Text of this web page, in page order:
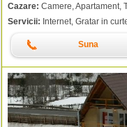
Cazare: Camere, Apartament,
Servicii: Internet, Gratar in
Suna